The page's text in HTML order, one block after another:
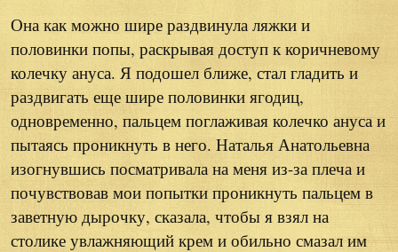
Она как можно шире раздвинула ляжки и
половинки попы, раскрывая доступ к коричневому
колечку ануса. Я подошел ближе, стал гладить и
раздвигать еще шире половинки ягодиц,
одновременно, пальцем поглаживая колечко ануса и
пытаясь проникнуть в него. Наталья Анатольевна
изогнувшись посматривала на меня из-за плеча и
почувствовав мои попытки проникнуть пальцем в
заветную дырочку, сказала, чтобы я взял на
столике увлажняющий крем и обильно смазал им